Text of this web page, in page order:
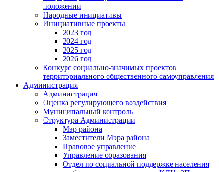
положении
Народные инициативы
Инициативные проекты
2023 год
2024 год
2025 год
2026 год
Конкурс социально-значимых проектов
территориального общественного самоуправления
Администрация
Администрация
Оценка регулирующего воздействия
Муниципальный контроль
Структура Администрации
Мэр района
Заместители Мэра района
Правовое управление
Управление образования
Отдел по социальной поддержке населения